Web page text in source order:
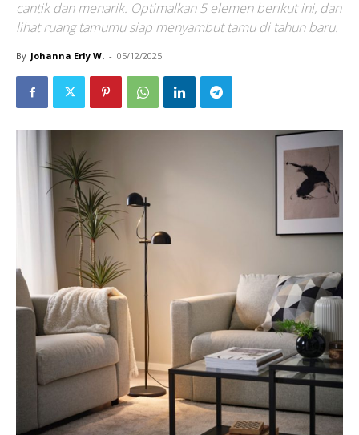
cantik dan menarik. Optimalkan 5 elemen berikut ini, dan
lihat ruang tamumu siap menyambut tamu di tahun baru.
By Johanna Erly W. - 05/12/2025